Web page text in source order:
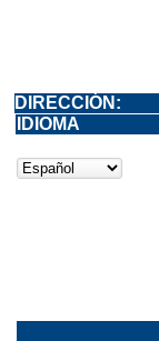
DIRECCIÓN:
IDIOMA